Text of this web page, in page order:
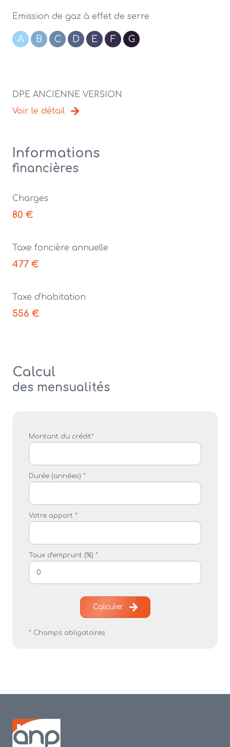
Emission de gaz à effet de serre
A B C D E F G
DPE ANCIENNE VERSION
Voir le détail
Informations
financières
Charges
80 €
Taxe foncière annuelle
477 €
Taxe d'habitation
556 €
Calcul
des mensualités
Montant du crédit*
Durée (années) *
Votre apport *
Taux d'emprunt (%) *
Calculer
* Champs obligatoires